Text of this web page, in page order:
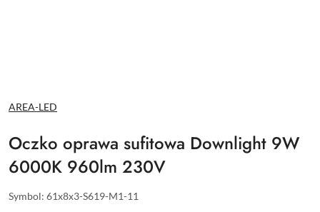
NAZWA
PRODUCENTA:
AREA-LED
Oczko oprawa sufitowa Downlight 9W
6000K 960lm 230V
Symbol: 61x8x3-S619-M1-11